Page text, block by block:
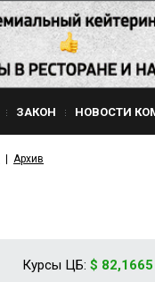
ЗАКОН НОВОСТИ
Архив
Курсы ЦБ: $ 82,1665